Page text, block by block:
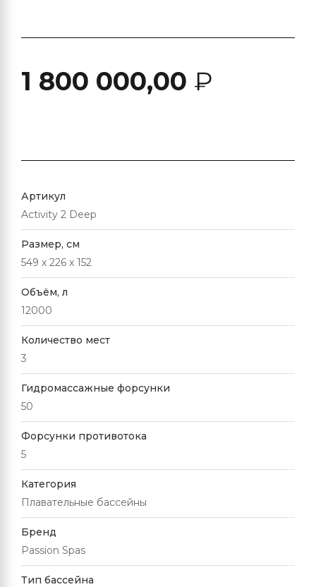
1 800 000,00 ₽
Артикул
Activity 2 Deep
Размер, см
549 x 226 x 152
Объём, л
12000
Количество мест
3
Гидромассажные форсунки
50
Форсунки противотока
5
Категория
Плавательные бассейны
Бренд
Passion Spas
Тип бассейна